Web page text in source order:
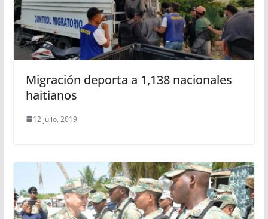
Migración deporta a 1,138 nacionales
haitianos
12 julio, 2019